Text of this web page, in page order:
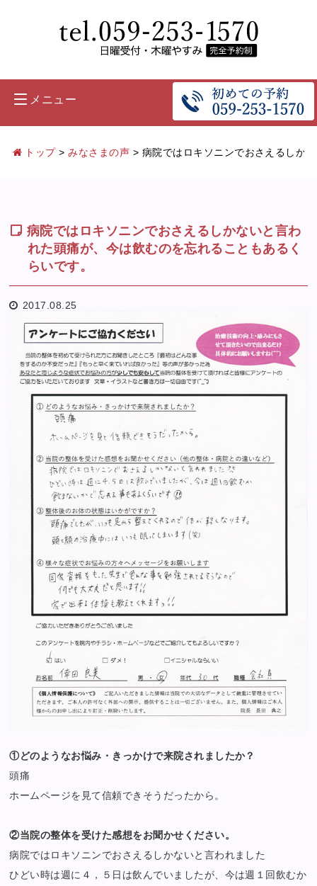
メニュー
トップ>みなさまの声 > 病院ではロキソニンでおさえるしか
病院ではロキソニンでおさえるしかないと言わ
れた頭痛が、今は飲むのを忘れることもあるく
らいです。
2017.08.25
①どのようなお悩み・きっかけで来院されましたか？
頭痛
ホームページを見て信頼できそうだったから。
②当院の整体を受けた感想をお聞かせください。
病院ではロキソニンでおさえるしかないと言われました
ひどい時は週に４，５日は飲んでいましたが、今は週１回飲むか